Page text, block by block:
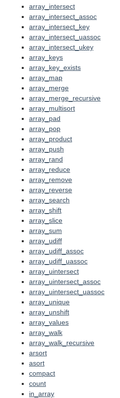
array_intersect
array_intersect_assoc
array_intersect_key
array_intersect_uassoc
array_intersect_ukey
array_keys
array_key_exists
array_map
array_merge
array_merge_recursive
array_multisort
array_pad
array_pop
array_product
array_push
array_rand
array_reduce
array_remove
array_reverse
array_search
array_shift
array_slice
array_sum
array_udiff
array_udiff_assoc
array_udiff_uassoc
array_uintersect
array_uintersect_assoc
array_uintersect_uassoc
array_unique
array_unshift
array_values
array_walk
array_walk_recursive
arsort
asort
compact
count
in_array